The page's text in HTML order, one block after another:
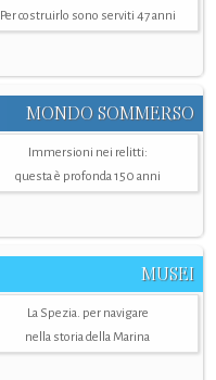
Per costruirlo sono serviti 47 anni
MONDO SOMMERSO
Immersioni nei relitti:
questa è profonda 150 anni
MUSEI
La Spezia. per navigare
nella storia della Marina